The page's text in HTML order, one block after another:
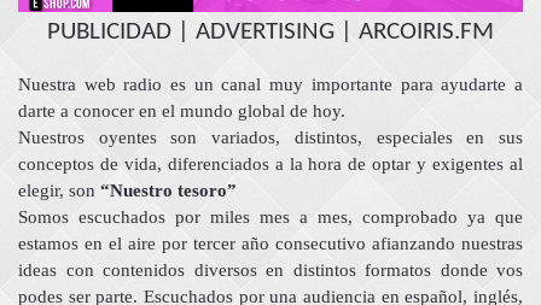
PUBLICIDAD | ADVERTISING | ARCOIRIS.FM
Nuestra web radio es un canal muy importante para ayudarte a
darte a conocer en el mundo global de hoy.
Nuestros oyentes son variados, distintos, especiales en sus
conceptos de vida, diferenciados a la hora de optar y exigentes al
elegir, son “Nuestro tesoro”
Somos escuchados por miles mes a mes, comprobado ya que
estamos en el aire por tercer año consecutivo afianzando nuestras
ideas con contenidos diversos en distintos formatos donde vos
podes ser parte. Escuchados por una audiencia en español, inglés,